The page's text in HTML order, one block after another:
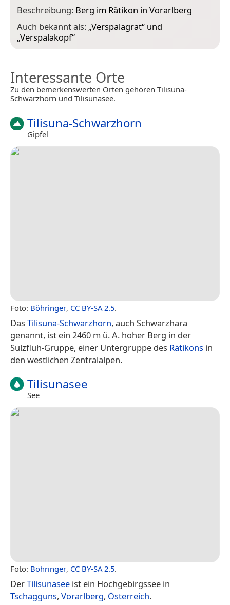
Beschreibung: Berg im Rätikon in Vorarlberg
Auch bekannt als: „Verspalagrat“ und
„Verspalakopf“
Interessante Orte
Zu den bemerkenswerten Orten gehören Tilisuna-
Schwarzhorn und Tilisunasee.
Tilisuna-Schwarzhorn
Gipfel
Foto: Böhringer, CC BY-SA 2.5.
Das Tilisuna-Schwarzhorn, auch Schwarzhara
genannt, ist ein 2460 m ü. A. hoher Berg in der
Sulzfluh-Gruppe, einer Untergruppe des Rätikons in
den westlichen Zentralalpen.
Tilisunasee
See
Foto: Böhringer, CC BY-SA 2.5.
DerTilisunasee ist ein Hochgebirgssee in
Tschagguns, Vorarlberg, Österreich.